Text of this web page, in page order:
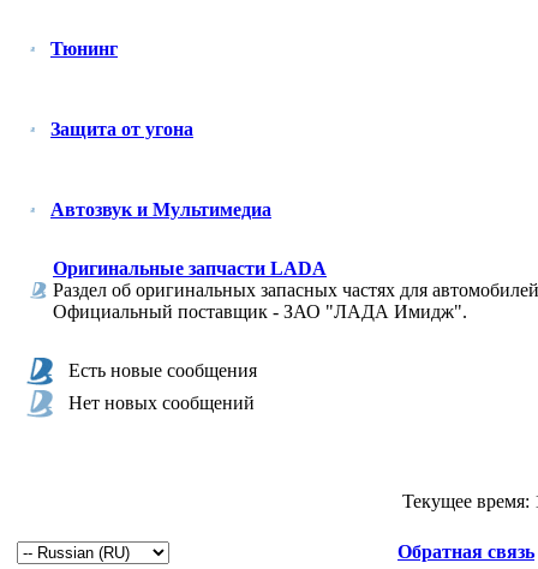
Тюнинг
Защита от угона
Автозвук и Мультимедиа
Оригинальные запчасти LADA
Раздел об оригинальных запасных частях для
Официальный поставщик - ЗАО "ЛАДА Имидж".
Есть новые сообщения
Нет новых сообщений
Текущее время:
Обратная связь